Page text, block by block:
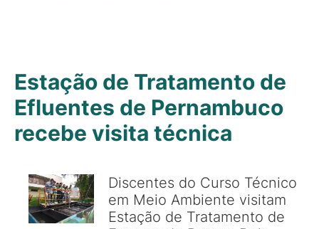
Estação de Tratamento de
Efluentes de Pernambuco
recebe visita técnica
Discentes do Curso Técnico
em Meio Ambiente visitam
Estação de Tratamento de